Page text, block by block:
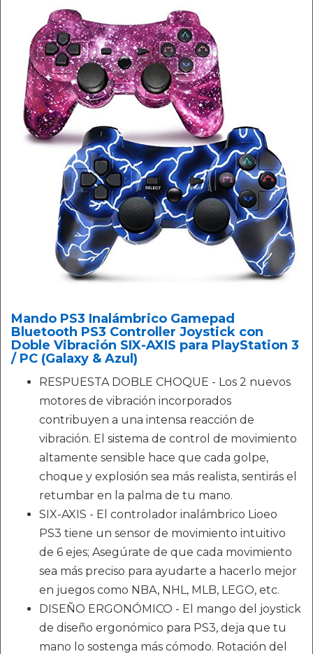
Mando PS3 Inalámbrico Gamepad
Bluetooth PS3 Controller Joystick con
Doble Vibración SIX-AXIS para PlayStation 3
/ PC (Galaxy & Azul)
RESPUESTA DOBLE CHOQUE - Los 2 nuevos
motores de vibración incorporados
contribuyen a una intensa reacción de
vibración. El sistema de control de movimiento
altamente sensible hace que cada golpe,
choque y explosión sea más realista, sentirás el
retumbar en la palma de tu mano.
SIX-AXIS - El controlador inalámbrico Lioeo
PS3 tiene un sensor de movimiento intuitivo
de 6 ejes; Asegúrate de que cada movimiento
sea más preciso para ayudarte a hacerlo mejor
en juegos como NBA, NHL, MLB, LEGO, etc.
DISEÑO ERGONÓMICO - El mango del joystick
de diseño ergonómico para PS3, deja que tu
mano lo sostenga más cómodo. Rotación del